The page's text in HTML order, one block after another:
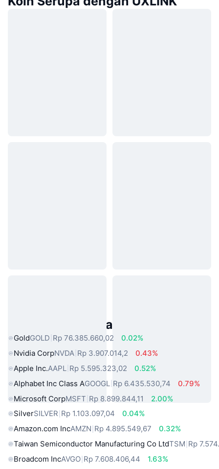
Aset Dunia Nyata Populer
GoldGOLD Rp 76.385.660,02
0.02%
Nvidia CorpNVDA Rp 3.907.014,2
0.43%
Apple Inc.AAPL Rp 5.595.323,02
0.52%
Alphabet Inc Class AGOOGL Rp 6.435.530,74
0.79%
Microsoft CorpMSFT Rp 8.899.844,11
2.00%
SilverSILVER Rp 1.103.097,04
0.04%
Amazon.com IncAMZN Rp 4.895.549,67
0.32%
Taiwan Semiconductor Manufacturing Co LtdTSM Rp
Broadcom IncAVGO Rp 7.608.406,44
1.63%